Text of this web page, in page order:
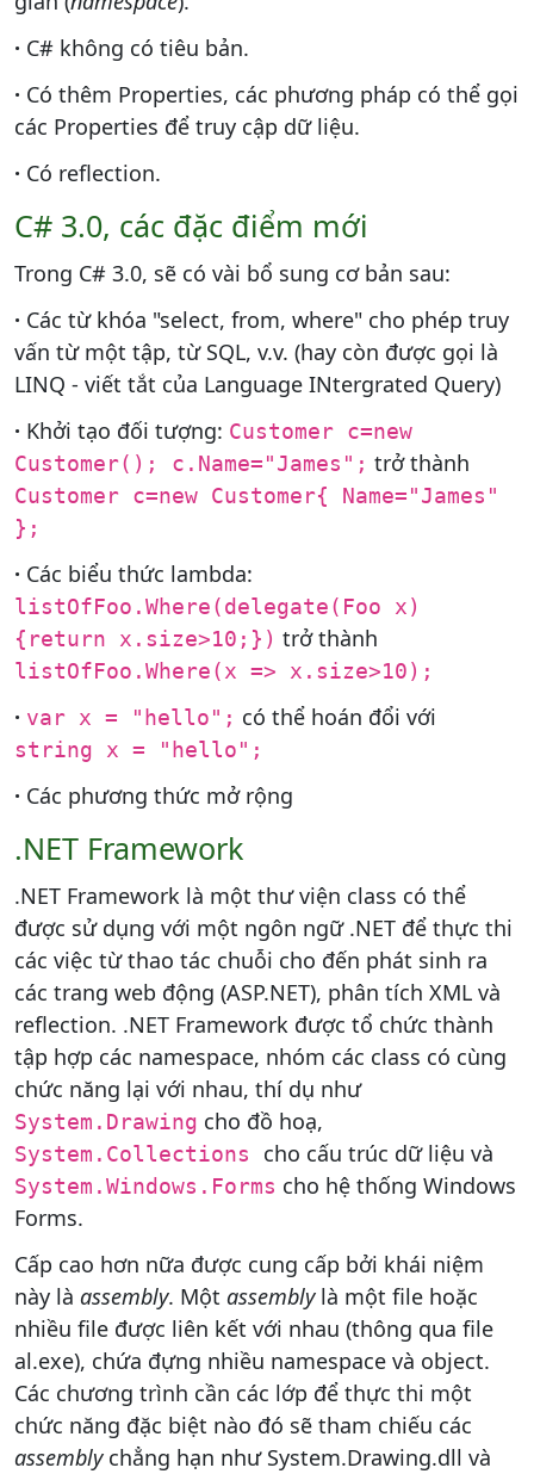
· C# không có tiêu bản.
· Có thêm Properties, các phương pháp có thể gọi
các Properties để truy cập dữ liệu.
· Có reflection.
C# 3.0, các đặc điểm mới
Trong C# 3.0, sẽ có vài bổ sung cơ bản sau:
· Các từ khóa "select, from, where" cho phép truy
vấn từ một tập, từ SQL, v.v. (hay còn được gọi là
LINQ - viết tắt của Language INtergrated Query)
· Khởi tạo đối tượng: Customer c=new
Customer(); c.Name="James"; trở thành
Customer c=new Customer{ Name="James"
};
· Các biểu thức lambda:
listOfFoo.Where(delegate(Foo x)
{return x.size>10;}) trở thành
listOfFoo.Where(x => x.size>10);
· var x = "hello"; có thể hoán đổi với
string x = "hello";
· Các phương thức mở rộng
.NET Framework
.NET Framework là một thư viện class có thể
được sử dụng với một ngôn ngữ .NET để thực thi
các việc từ thao tác chuỗi cho đến phát sinh ra
các trang web động (ASP.NET), phân tích XML và
reflection. .NET Framework được tổ chức thành
tập hợp các namespace, nhóm các class có cùng
chức năng lại với nhau, thí dụ như
System.Drawing cho đồ hoạ,
System.Collections cho cấu trúc dữ liệu và
System.Windows.Forms cho hệ thống Windows
Forms.
Cấp cao hơn nữa được cung cấp bởi khái niệm
này là assembly. Một assemblylà một file hoặc
nhiều file được liên kết với nhau (thông qua file
al.exe), chứa đựng nhiều namespace và object.
Các chương trình cần các lớp để thực thi một
chức năng đặc biệt nào đó sẽ tham chiếu các
assemblychẳng hạn như System.Drawing.dll và